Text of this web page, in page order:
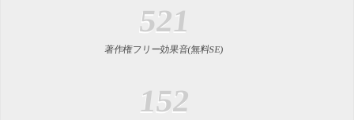
521
著作権フリー効果音(無料SE)
152